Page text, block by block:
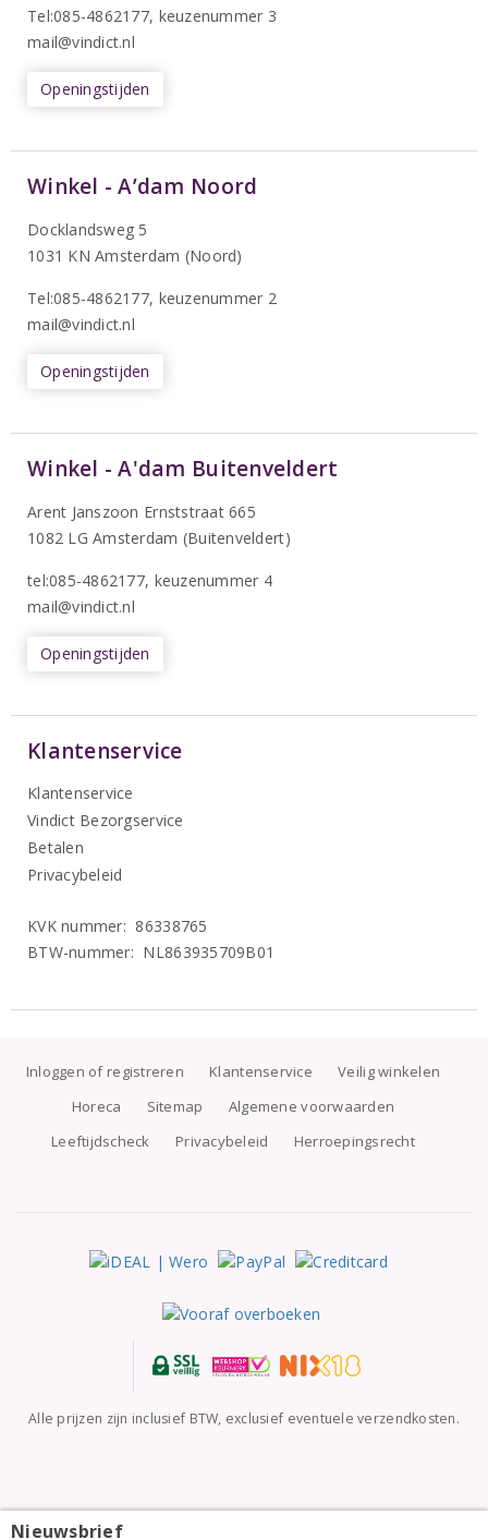
Buissonnier Bourgogne Chardonnay 2024
Tel:085-4862177, keuzenummer 3
mail@vindict.nl
Openingstijden
Winkel - A’dam Noord
Docklandsweg 5
1031 KN Amsterdam (Noord)
Tel:085-4862177, keuzenummer 2
mail@vindict.nl
Openingstijden
Winkel - A'dam Buitenveldert
Arent Janszoon Ernststraat 665
1082 LG Amsterdam (Buitenveldert)
tel:085-4862177, keuzenummer 4
mail@vindict.nl
Openingstijden
Klantenservice
Klantenservice
Vindict Bezorgservice
Betalen
Privacybeleid
KVK nummer: 86338765
BTW-nummer: NL863935709B01
Inloggen of registreren Klantenservice
Veilig winkelen
Horeca
Sitemap
Algemene voorwaarden
Leeftijdscheck
Privacybeleid Herroepingsrecht
Alle prijzen zijn inclusief BTW, exclusief eventuele verzendkosten.
Nieuwsbrief